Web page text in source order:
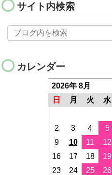
サイト内検索
カレンダー
2026年 8月
日
月 火 水
2
3 4 5
9
10 11 12
16
17 18 19
23
24 25 26